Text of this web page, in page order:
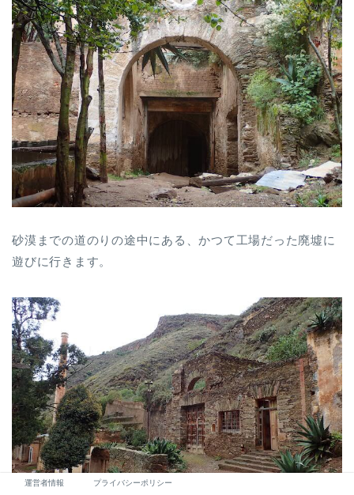
砂漠までの道のりの途中にある、かつて工場だった廃墟に
遊びに行きます。
運営者情報 プライバシーポリシー